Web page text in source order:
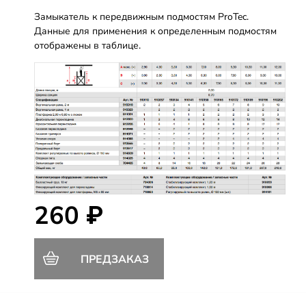
Замыкатель к передвижным подмостям ProTec.
Данные для применения к определенным подмостям
отображены в таблице.
260 ₽
ПРЕДЗАКАЗ